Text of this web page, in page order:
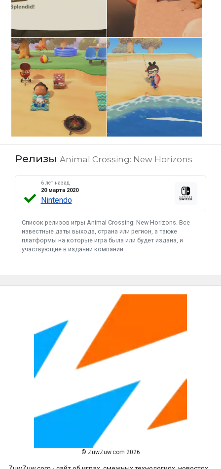
Релизы Animal Crossing: New Horizons
6 лет назад
20 марта 2020
Nintendo
Список релизов игры Animal Crossing: New Horizons. Все
известные даты выхода, страна или регион, а также
платформы на которые игра была или будет издана, и
участвующие в издании компании
© ZuwZuw.com 2026